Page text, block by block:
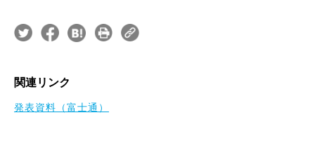
関連リンク
発表資料（富士通）